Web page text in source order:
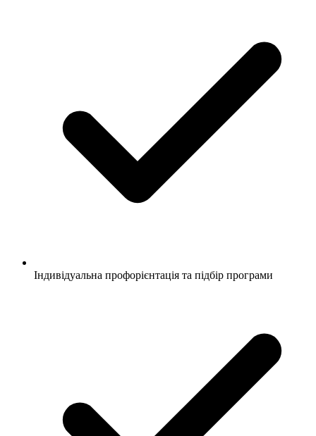
Індивідуальна профорієнтація та підбір програми